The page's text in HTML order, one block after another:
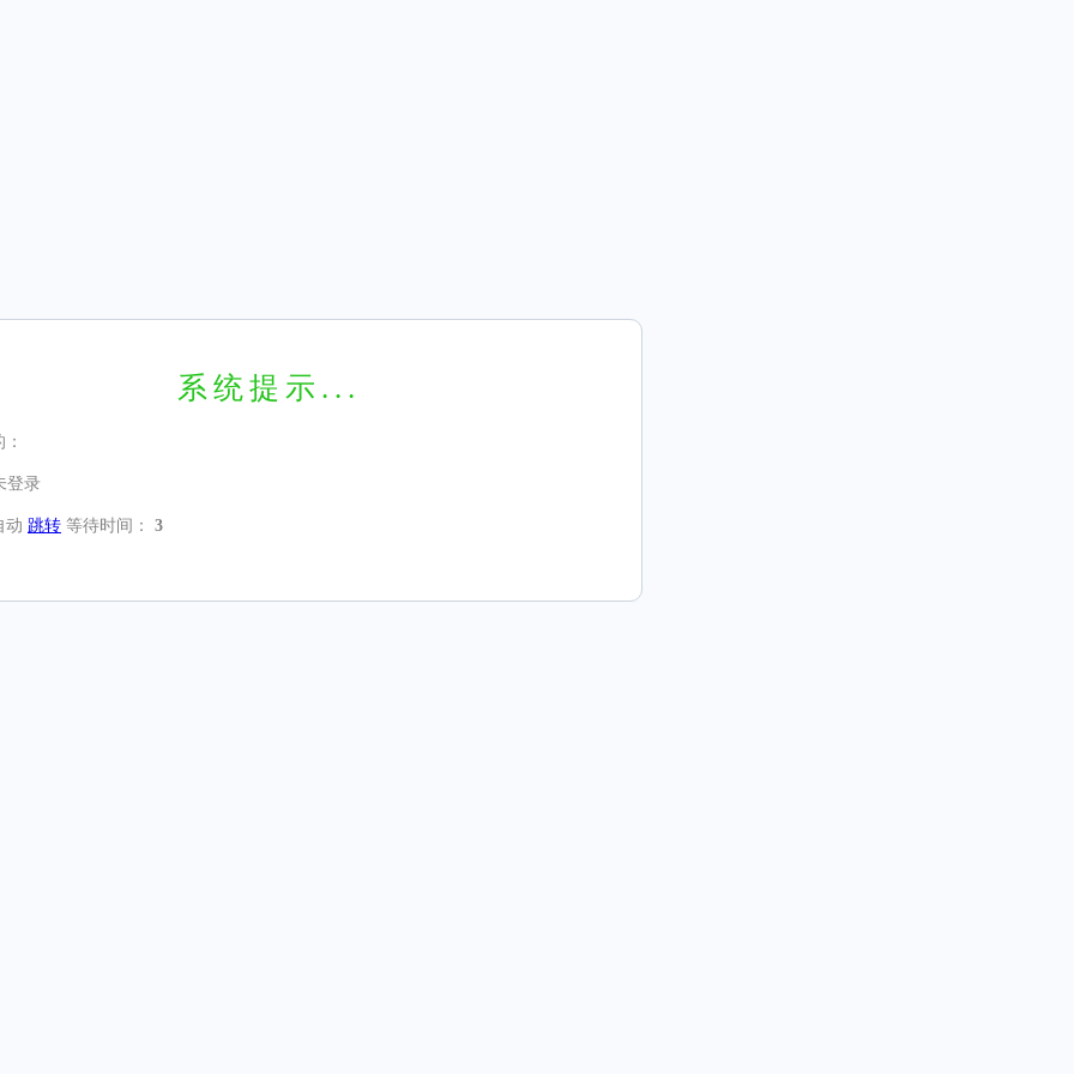
系统提示...
登录
动 跳转 等待时间： 3